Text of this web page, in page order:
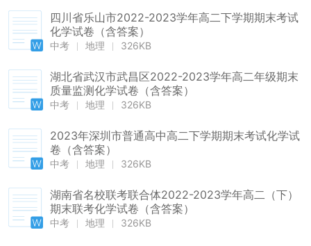
四川省乐山市2022-2023学年高二下学期期末考试
化学试卷（含答案）
中考 地理 326KB
湖北省武汉市武昌区2022-2023学年高二年级期末
质量监测化学试卷（含答案）
中考 地理 326KB
2023年深圳市普通高中高二下学期期末考试化学试
卷（含答案）
中考 地理 326KB
湖南省名校联考联合体2022-2023学年高二（下）
期末联考化学试卷（含答案）
中考 地理 326KB